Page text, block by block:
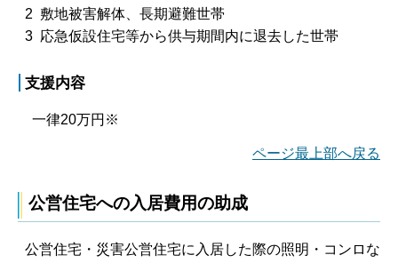
2 敷地被害解体、長期避難世帯
3 応急仮設住宅等から供与期間内に退去した世帯
支援内容
一律20万円※
ページ最上部へ戻る
公営住宅への入居費用の助成
公営住宅・災害公営住宅に入居した際の照明・コンロな